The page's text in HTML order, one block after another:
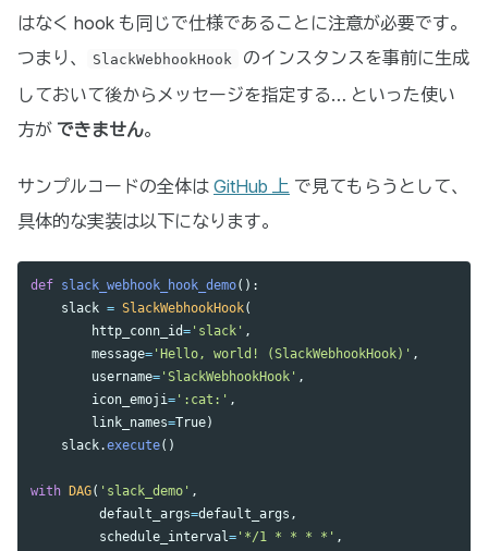
はなく hook も同じで仕様であることに注意が必要です。
つまり、
SlackWebhookHook
のインスタンスを事前に生成
しておいて後からメッセージを指定する… といった使い
方が できません。
サンプルコードの全体は GitHub 上 で見てもらうとして、
具体的な実装は以下になります。
def slack_webhook_hook_demo():
slack = SlackWebhookHook(
http_conn_id= ' slack ' ,
message= ' Hello, world! (SlackWebhookHook) ' ,
username= ' SlackWebhookHook ' ,
icon_emoji= ' :cat: ' ,
link_names=True)
slack.execute()
with DAG( ' slack_demo ' ,
default_args=default_args ,
schedule_interval= ' */1 * * * * ' ,